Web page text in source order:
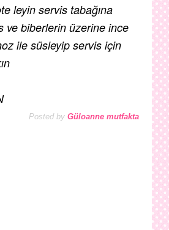
leyin servis tabağına
ve biberlerin üzerine ince
ile süsleyip servis için
Posted by Güloanne mutfakta